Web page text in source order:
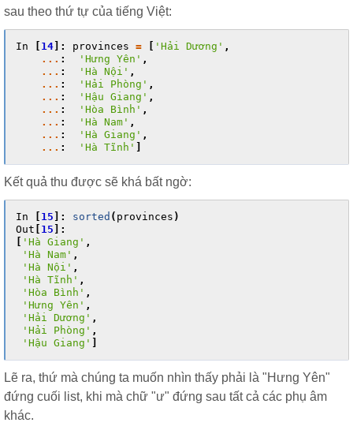
sau theo thứ tự của tiếng Việt:
In 14 ]: provinces = 'Hải Dương' ,
... : 'Hưng Yên' ,
... : 'Hà Nội' ,
... : 'Hải Phòng' ,
... : 'Hậu Giang' ,
... : 'Hòa Bình' ,
... : 'Hà Nam' ,
... : 'Hà Giang' ,
... : 'Hà Tĩnh'
Kết quả thu được sẽ khá bất ngờ:
In 15 ]: sorted ( provinces )
Out
15 ]:
'Hà Giang' ,
'Hà Nam' ,
'Hà Nội' ,
'Hà Tĩnh' ,
'Hòa Bình' ,
'Hưng Yên' ,
'Hải Dương' ,
'Hải Phòng' ,
'Hậu Giang'
Lẽ ra, thứ mà chúng ta muốn nhìn thấy phải là "Hưng Yên"
đứng cuối list, khi mà chữ "ư" đứng sau tất cả các phụ âm
khác.